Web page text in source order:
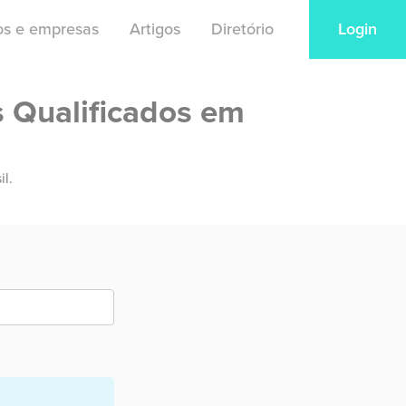
e empresas Artigos Diretório Login
Qualificados em